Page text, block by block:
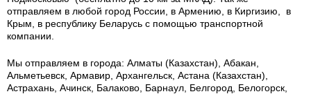
отправляем в любой город России, в Армению, в Киргизию, в
Крым, в республику Беларусь с помощью транспортной
компании.
Мы отправляем в города: Алматы (Казахстан), Абакан,
Альметьевск, Армавир, Архангельск, Астана (Казахстан),
Астрахань, Ачинск, Балаково, Барнаул, Белгород, Белогорск,